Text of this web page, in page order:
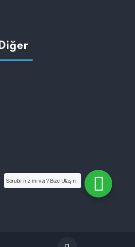
Diğer
Sorularınız mı var? Bize Ulaşın